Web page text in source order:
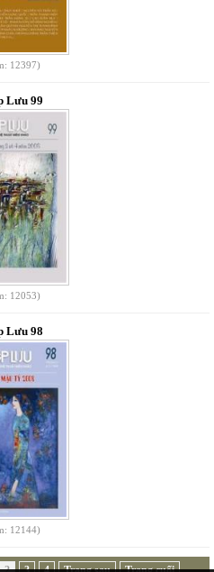
12397)
Lưu 99
12053)
Lưu 98
12144)